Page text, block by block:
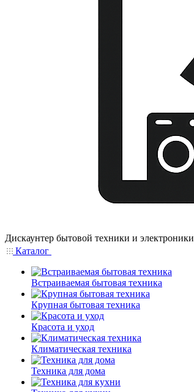
Дискаунтер бытовой техники и электроники
Каталог
Встраиваемая бытовая техника
Крупная бытовая техника
Красота и уход
Климатическая техника
Техника для дома